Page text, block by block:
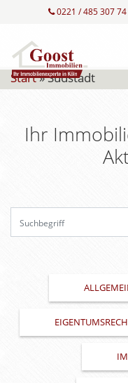
0221 / 485 307 74
Start»Südstadt
Ihr